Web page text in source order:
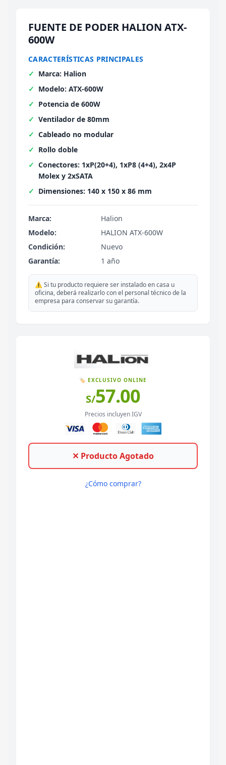
FUENTE DE PODER HALION ATX-
600W
CARACTERÍSTICAS PRINCIPALES
Marca: Halion
Modelo: ATX-600W
Potencia de 600W
Ventilador de 80mm
Cableado no modular
Rollo doble
Conectores: 1xP(20+4), 1xP8 (4+4), 2x4P
Molex y 2xSATA
Dimensiones: 140 x 150 x 86 mm
Marca:
Halion
Modelo:
HALION ATX-600W
Condición:
Nuevo
Garantía:
1 año
⚠️ Si tu producto requiere ser instalado en casa u
oficina, deberá realizarlo con el personal técnico de la
empresa para conservar su garantía.
🏷️ EXCLUSIVO ONLINE
S/57.00
Precios incluyen IGV
✕ Producto Agotado
¿Cómo comprar?